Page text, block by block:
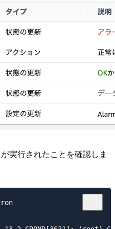
実行されたことを確認しま